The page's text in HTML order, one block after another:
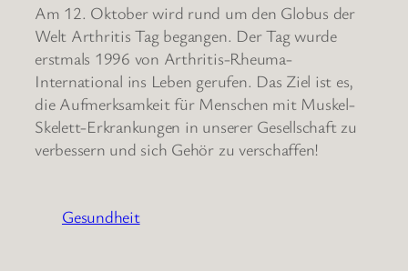
Am 12. Oktober wird rund um den Globus der
Welt Arthritis Tag begangen. Der Tag wurde
erstmals 1996 von Arthritis-Rheuma-
International ins Leben gerufen. Das Ziel ist es,
die Aufmerksamkeit für Menschen mit Muskel-
Skelett-Erkrankungen in unserer Gesellschaft zu
verbessern und sich Gehör zu verschaffen!
Gesundheit